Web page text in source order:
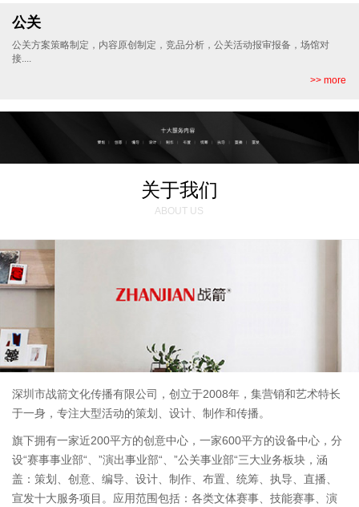
公关
公关方案策略制定，内容原创制定，竞品分析，公关活动报审报备，场馆对
接....
>> more
关于我们
ABOUT US
深圳市战箭文化传播有限公司，创立于2008年，集营销和艺术特长
于一身，专注大型活动的策划、设计、制作和传播。
旗下拥有一家近200平方的创意中心，一家600平方的设备中心，分
设“赛事事业部“、”演出事业部“、”公关事业部“三大业务板块，涵
盖：策划、创意、编导、设计、制作、布置、统筹、执导、直播、
宣发十大服务项目。应用范围包括：各类文体赛事、技能赛事、演